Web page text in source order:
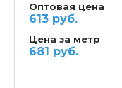
Оптовая цена
613 руб.
Цена за метр
681 руб.